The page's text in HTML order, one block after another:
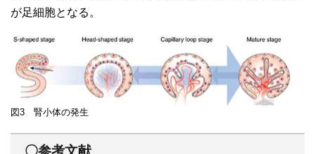
が足細胞となる。
図3 腎小体の発生
〇参考文献